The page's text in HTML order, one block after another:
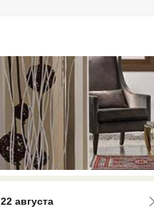
22 августа